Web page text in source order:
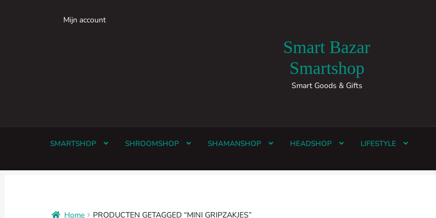
Smart Bazar
Smartshop
Smart Goods & Gifts
Mijn account
SMARTSHOP SHROOMSHOP SHAMANSHOP HEADSHOP LIFESTYLE
Home PRODUCTEN GETAGGED “MINI GRIPZAKJES”